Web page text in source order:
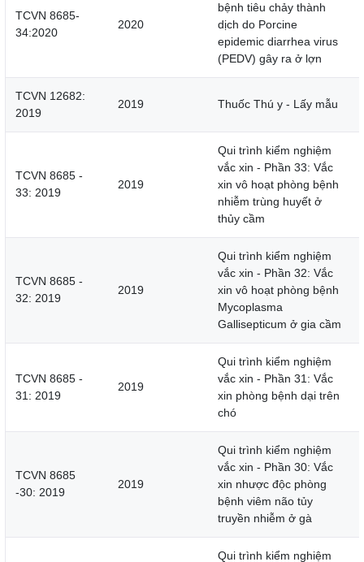
TCVN 8685-
34:2020
2020
bệnh tiêu chảy thành
dịch do Porcine
epidemic diarrhea virus
(PEDV) gây ra ở lợn
TCVN 12682:
2019
2019 Thuốc Thú y - Lấy mẫu
TCVN 8685 -
33: 2019
2019
Qui trình kiểm nghiệm
vắc xin - Phần 33: Vắc
xin vô hoạt phòng bệnh
nhiễm trùng huyết ở
thủy cầm
TCVN 8685 -
32: 2019
2019
Qui trình kiểm nghiệm
vắc xin - Phần 32: Vắc
xin vô hoạt phòng bệnh
Mycoplasma
Gallisepticum ở gia cầm
TCVN 8685 -
31: 2019
2019
Qui trình kiểm nghiệm
vắc xin - Phần 31: Vắc
xin phòng bệnh dại trên
chó
TCVN 8685
-30: 2019
2019
Qui trình kiểm nghiệm
vắc xin - Phần 30: Vắc
xin nhược độc phòng
bệnh viêm não tủy
truyền nhiễm ở gà
Qui trình kiểm nghiệm